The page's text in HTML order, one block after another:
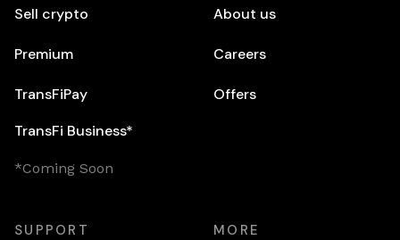
Sell crypto
Premium
TransFiPay
TransFi Business*
*Coming Soon
About us
Careers
Offers
SUPPORT MORE